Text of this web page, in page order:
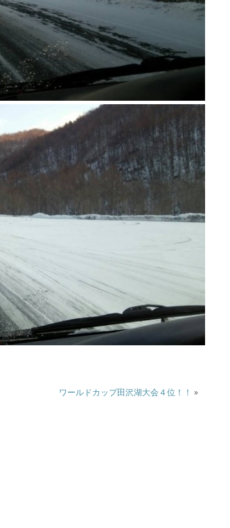
ワールドカップ田沢湖大会４位！！ »